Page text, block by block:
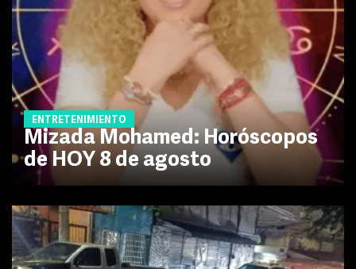
ENTRETENIMIENTO
Mizada Mohamed: Horóscopos
de HOY 8 de agosto